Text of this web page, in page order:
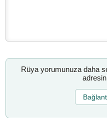
Rüya yorumunuza daha